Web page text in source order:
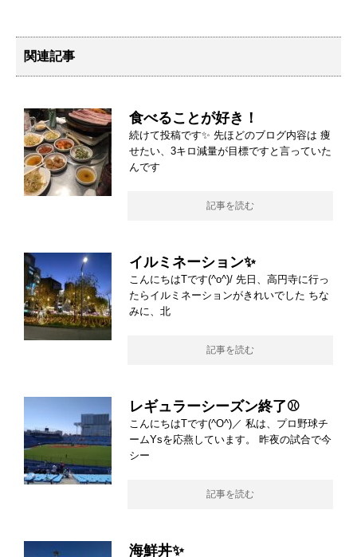
関連記事
食べることが好き！
続けて投稿です✨ 先ほどのブログ内容は 痩
せたい、3キロ減量が目標ですと言っていた
んです
記事を読む
イルミネーション✨
こんにちはTです(^o^)/ 先日、高円寺に行っ
たらイルミネーションがきれいでした ちな
みに、北
記事を読む
レギュラーシーズン終了⚾
こんにちはTです(^O^)／ 私は、プロ野球チ
ームYsを応燕しています。 昨夜の試合で今
シー
記事を読む
海鮮丼✨